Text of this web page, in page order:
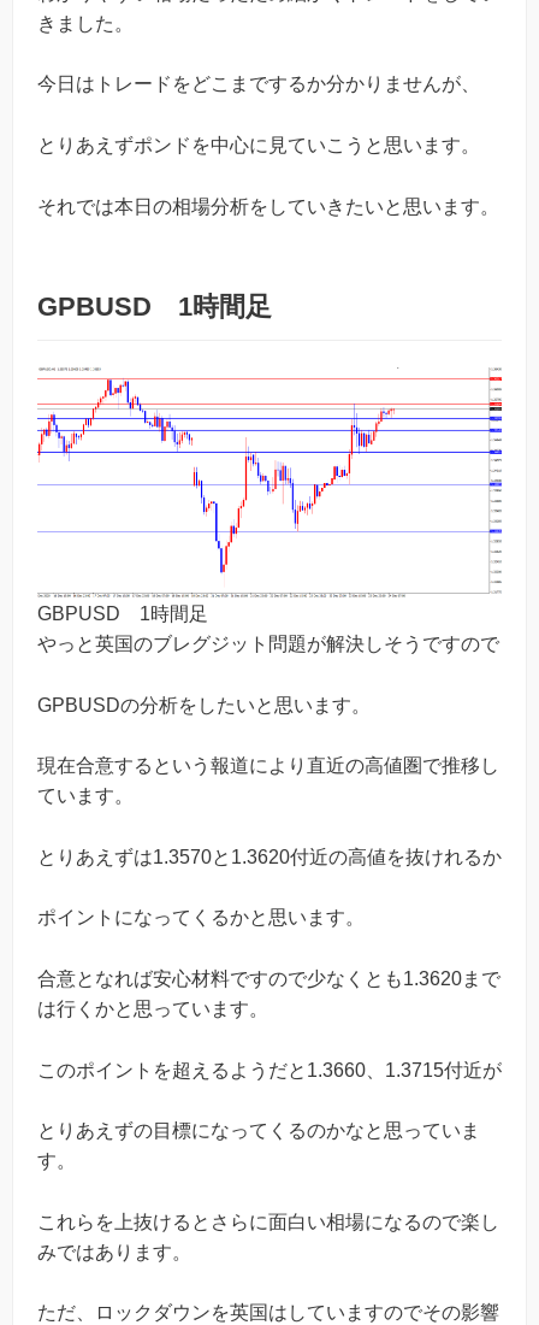
きました。
今日はトレードをどこまでするか分かりませんが、
とりあえずポンドを中心に見ていこうと思います。
それでは本日の相場分析をしていきたいと思います。
GPBUSD 1時間足
GBPUSD 1時間足
やっと英国のブレグジット問題が解決しそうですので
GPBUSDの分析をしたいと思います。
現在合意するという報道により直近の高値圏で推移し
ています。
とりあえずは1.3570と1.3620付近の高値を抜けれるか
ポイントになってくるかと思います。
合意となれば安心材料ですので少なくとも1.3620まで
は行くかと思っています。
このポイントを超えるようだと1.3660、1.3715付近が
とりあえずの目標になってくるのかなと思っていま
す。
これらを上抜けるとさらに面白い相場になるので楽し
みではあります。
ただ、ロックダウンを英国はしていますのでその影響